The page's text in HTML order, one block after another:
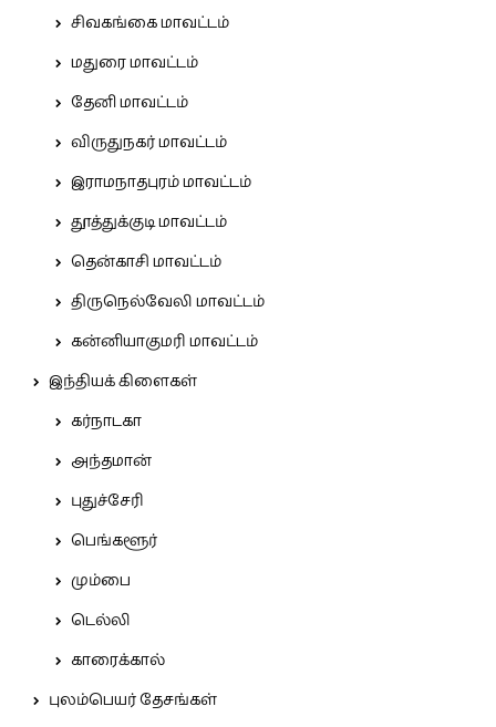
சிவகங்கை மாவட்டம்
மதுரை மாவட்டம்
தேனி மாவட்டம்
விருதுநகர் மாவட்டம்
இராமநாதபுரம் மாவட்டம்
தூத்துக்குடி மாவட்டம்
தென்காசி மாவட்டம்
திருநெல்வேலி மாவட்டம்
கன்னியாகுமரி மாவட்டம்
இந்தியக் கிளைகள்
கர்நாடகா
அந்தமான்
புதுச்சேரி
பெங்களூர்
மும்பை
டெல்லி
காரைக்கால்
புலம்பெயர் தேசங்கள்